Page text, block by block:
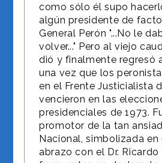
como sólo él supo
algún presidente de
General Perón "...No le
volver..." Pero al viejo
dió y finalmente regresó
una vez que los
en el Frente Justicialista
vencieron en las
presidenciales de 1973.
promotor de la tan
Nacional, simbolizada en
abrazo con el Dr. Ricardo